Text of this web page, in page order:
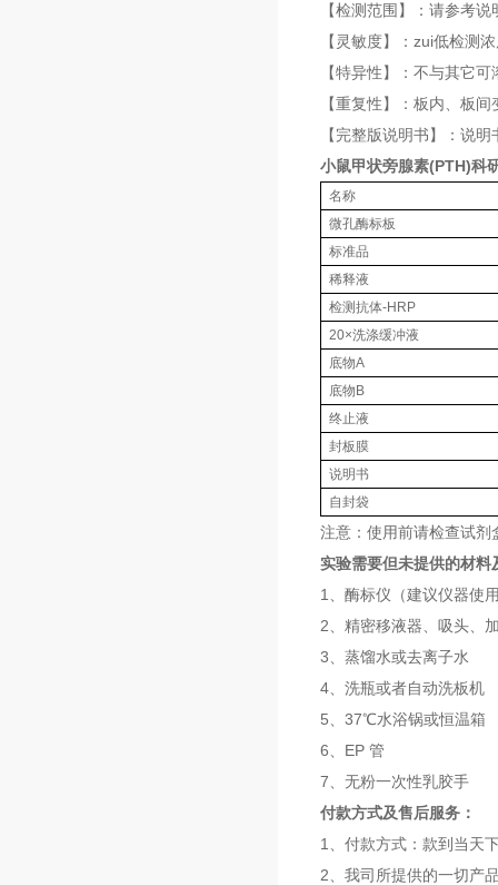
【检测范围】：请参考说
【灵敏度】：zui低检测
【特异性】：不与其它
【重复性】：板内、板
【完整版说明书】：说
小鼠甲状旁腺素(PTH)科
名称
微孔酶标板
标准品
稀释液
检测抗体-HRP
20×洗涤缓冲液
底物A
底物B
终止液
封板膜
说明书
自封袋
注意：使用前请检查试
实验需要但未提供的材料
1、酶标仪（建议仪器使
2、精密移液器、吸头、
3、蒸馏水或去离子水
4、洗瓶或者自动洗板机
5、37℃水浴锅或恒温箱
6、EP 管
7、无粉一次性乳胶手
付款方式及售后服务：
1、付款方式：款到当天
2、我司所提供的一切产